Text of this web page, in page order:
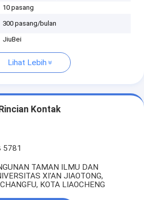
10 pasang
300 pasang/bulan
JiuBei
Lihat Lebih
Rincian Kontak
5781
TAMAN ILMU DAN
XI'AN JIAOTONG,
KOTA LIAOCHENG